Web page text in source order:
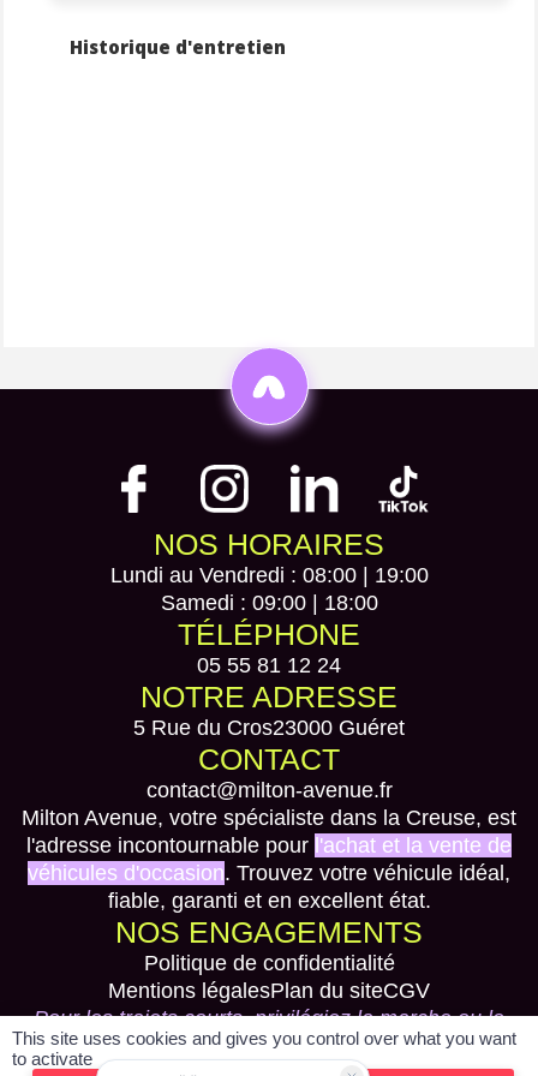
Historique d'entretien
TÉLÉPHONE
05 55 81 12 24
NOS HORAIRES
Lundi au Vendredi : 08:00 | 19:00
Samedi : 09:00 | 18:00
NOTRE ADRESSE
5 Rue du Cros23000 Guéret
CONTACT
contact@milton-avenue.fr
Milton Avenue, votre spécialiste dans la Creuse, est
l'adresse incontournable pour l'achat et la vente de
véhicules d'occasion. Trouvez votre véhicule idéal,
fiable, garanti et en excellent état.
NOS ENGAGEMENTS
Politique de confidentialité
Mentions légalesPlan du siteCGV
Pour les trajets courts, privilégiez la marche ou le
vélo #SeDéplacerMoinsPolluer
This site uses cookies and gives you control over what you want
to activate